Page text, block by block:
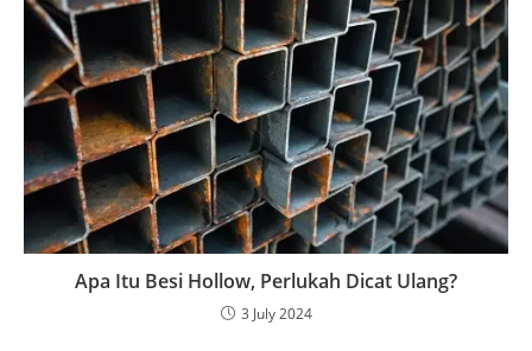
Apa Itu Besi Hollow, Perlukah Dicat Ulang?
3 July 2024